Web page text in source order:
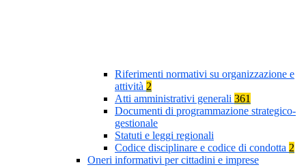
Riferimenti normativi su organizzazione e
attività 2
Atti amministrativi generali 361
Documenti di programmazione strategico-
gestionale
Statuti e leggi regionali
Codice disciplinare e codice di condotta 2
Oneri informativi per cittadini e imprese